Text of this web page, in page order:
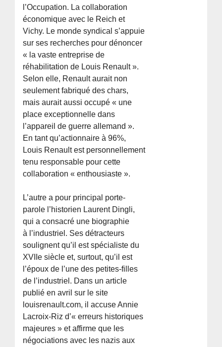
l’Occupation. La collaboration
économique avec le Reich et
Vichy. Le monde syndical s’appuie
sur ses recherches pour dénoncer
« la vaste entreprise de
réhabilitation de Louis Renault ».
Selon elle, Renault aurait non
seulement fabriqué des chars,
mais aurait aussi occupé « une
place exceptionnelle dans
l’appareil de guerre allemand ».
En tant qu’actionnaire à 96%,
Louis Renault est personnellement
tenu responsable pour cette
collaboration « enthousiaste ».
L’autre a pour principal porte-
parole l’historien Laurent Dingli,
qui a consacré une biographie
à l’industriel. Ses détracteurs
soulignent qu’il est spécialiste du
XVIIe siècle et, surtout, qu’il est
l’époux de l’une des petites-filles
de l’industriel. Dans un article
publié en avril sur le site
louisrenault.com, il accuse Annie
Lacroix-Riz d’« erreurs historiques
majeures » et affirme que les
négociations avec les nazis aux